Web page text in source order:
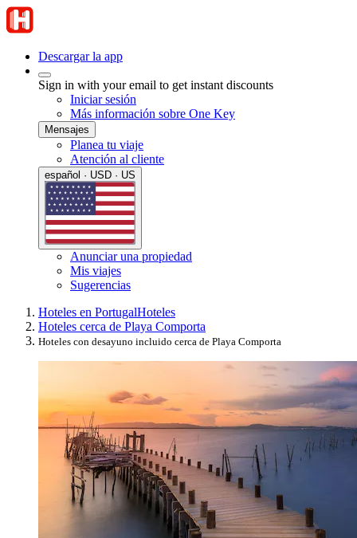
Descargar la app
Sign in with your email to get instant discounts
Iniciar sesión
Más información sobre One Key
Mensajes
Planea tu viaje
Atención al cliente
español · USD · US
Anunciar una propiedad
Mis viajes
Sugerencias
Hoteles en PortugalHoteles
Hoteles cerca de Playa Comporta
Hoteles con desayuno incluido cerca de Playa Comporta